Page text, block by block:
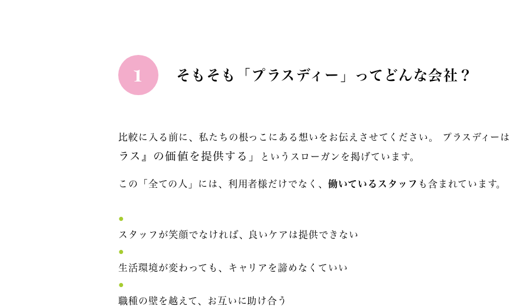
1 そもそも「プラスディー」ってどんな会社？
比較に入る前に、私たちの根っこにある想いをお伝えさせてください。 プラスディーは
ラス』の価値を提供する」
というスローガンを掲げています。
この「全ての人」には、利用者様だけでなく、働いているスタッフ も含まれています。
スタッフが笑顔でなければ、良いケアは提供できない
生活環境が変わっても、キャリアを諦めなくていい
職種の壁を越えて、お互いに助け合う